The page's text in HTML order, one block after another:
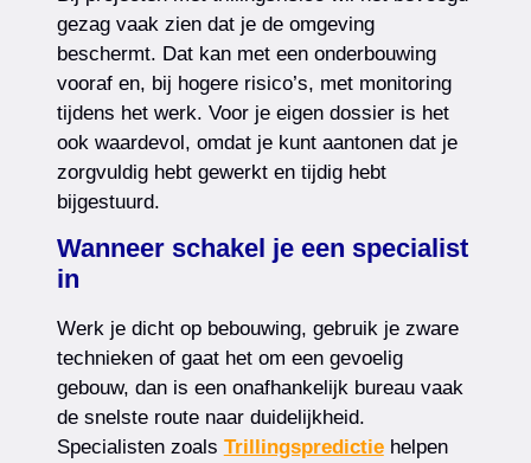
gezag vaak zien dat je de omgeving
beschermt. Dat kan met een onderbouwing
vooraf en, bij hogere risico’s, met monitoring
tijdens het werk. Voor je eigen dossier is het
ook waardevol, omdat je kunt aantonen dat je
zorgvuldig hebt gewerkt en tijdig hebt
bijgestuurd.
Wanneer schakel je een specialist
in
Werk je dicht op bebouwing, gebruik je zware
technieken of gaat het om een gevoelig
gebouw, dan is een onafhankelijk bureau vaak
de snelste route naar duidelijkheid.
Specialisten zoals Trillingspredictiehelpen